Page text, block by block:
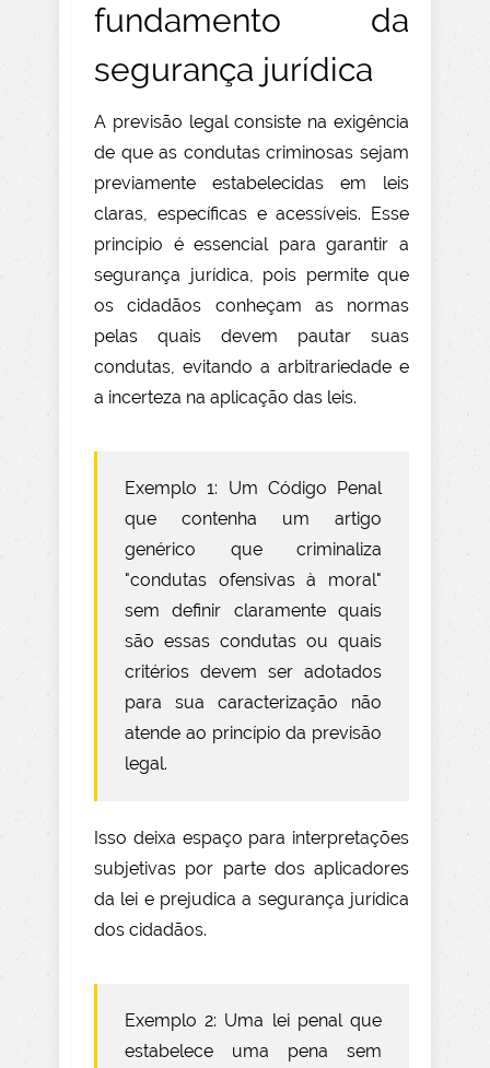
fundamento da
segurança jurídica
A previsão legal consiste na exigência
de que as condutas criminosas sejam
previamente estabelecidas em leis
claras, específicas e acessíveis. Esse
princípio é essencial para garantir a
segurança jurídica, pois permite que
os cidadãos conheçam as normas
pelas quais devem pautar suas
condutas, evitando a arbitrariedade e
a incerteza na aplicação das leis.
Exemplo 1: Um Código Penal
que contenha um artigo
genérico que criminaliza
"condutas ofensivas à moral"
sem definir claramente quais
são essas condutas ou quais
critérios devem ser adotados
para sua caracterização não
atende ao princípio da previsão
legal.
Isso deixa espaço para interpretações
subjetivas por parte dos aplicadores
da lei e prejudica a segurança jurídica
dos cidadãos.
Exemplo 2: Uma lei penal que
estabelece uma pena sem